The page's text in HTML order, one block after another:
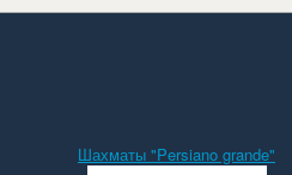
Шахматы "Persiano grande"